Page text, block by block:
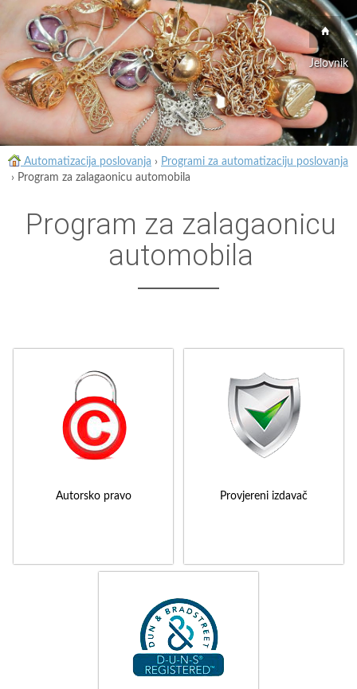
Jelovnik
Automatizacija poslovanja › Programi za automatizaciju poslovanja
› Program za zalagaonicu automobila
Program za zalagaonicu
automobila
Autorsko pravo Provjereni izdavač